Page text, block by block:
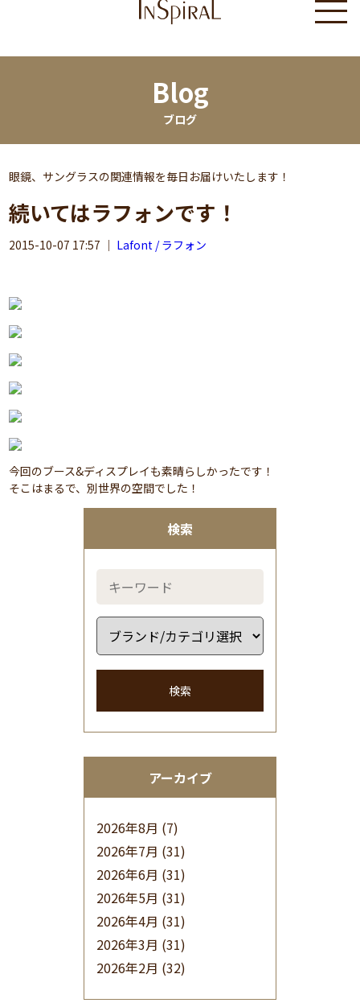
Blog
ブログ
検索
検索
アーカイブ
2026年8月 (7)
2026年7月 (31)
2026年6月 (31)
2026年5月 (31)
2026年4月 (31)
2026年3月 (31)
2026年2月 (32)
眼鏡、サングラスの関連情報を毎日お届けいたします！
続いてはラフォンです！
2015-10-07 17:57 ｜ Lafont / ラフォン
今回のブース&ディスプレイも素晴らしかったです！
そこはまるで、別世界の空間でした！